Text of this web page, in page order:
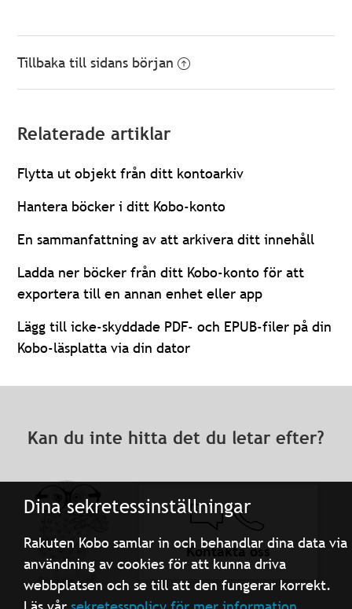
Dina sekretessinställningar
Rakuten Kobo samlar in och behandlar dina data via
användning av cookies för att kunna driva
webbplatsen och se till att den fungerar korrekt.
Tillbaka till sidans början
Relaterade artiklar
Flytta ut objekt från ditt kontoarkiv
Hantera böcker i ditt Kobo-konto
En sammanfattning av att arkivera ditt innehåll
Ladda ner böcker från ditt Kobo-konto för att
exportera till en annan enhet eller app
Lägg till icke-skyddade PDF- och EPUB-filer på din
Kobo-läsplatta via din dator
Kan du inte hitta det du letar efter?
Kontakta oss